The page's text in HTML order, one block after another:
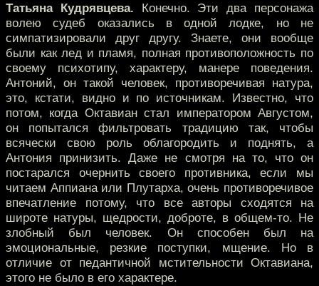
Татьяна Кудрявцева. Конечно. Эти два персонажа
волею судеб оказались в одной лодке, но не
симпатизировали друг другу. Знаете, они вообще
были как лед и пламя, полная противоположность по
своему психотипу, характеру, манере поведения.
Антоний, он такой человек, противоречивая натура,
это, кстати, видно и по источникам. Известно, что
потом, когда Октавиан стал императором Августом,
он попытался фильтровать традицию так, чтобы
всячески свою роль облагородить и поднять, а
Антония принизить. Даже не смотря на то, что он
постарался очернить своего противника, если мы
читаем Аппиана или Плутарха, очень противоречивое
впечатление потому, что все авторы сходятся на
широте натуры, щедрости, доброте, в общем-то. Не
злобный был человек. Он способен был на
эмоциональные, резкие поступки, мщение. Но в
отличие от педантичной мстительности Октавиана,
этого не было в его характере.